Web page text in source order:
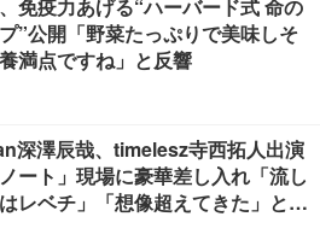
免疫力あげる“ハーバード式 命の
”公開「野菜たっぷりで美味しそ
満点ですね」と反響
深澤辰哉、timelesz寺西拓人出演
ノート」現場に豪華差し入れ「流し
レベチ」「想像超えてきた」と絶